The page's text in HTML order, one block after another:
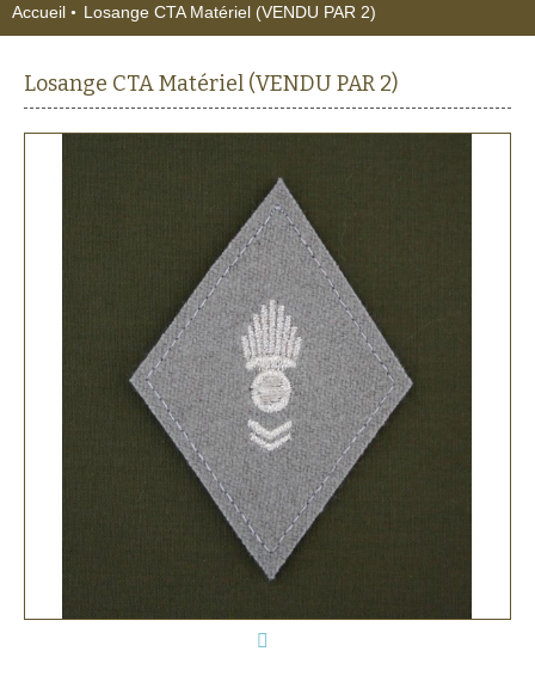
Accueil Losange CTA Matériel (VENDU PAR 2)
Losange CTA Matériel (VENDU PAR 2)